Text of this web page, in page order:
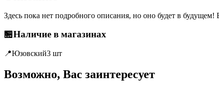
Здесь пока нет подробного описания, но оно будет в
🏪Наличие в магазинах
📍Юзовский3 шт
Возможно, Вас заинтересует